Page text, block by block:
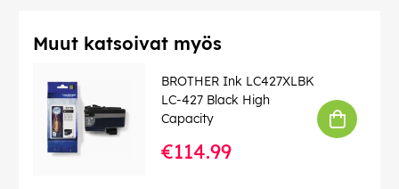
Muut katsoivat myös
BROTHER Ink LC427XLBK
LC-427 Black High
Capacity
€114.99